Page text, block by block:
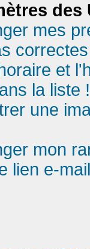
mes
et
la liste !
une
mon
lien e-